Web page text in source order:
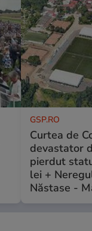
GSP.RO
Curtea de
devastator
pierdut
lei +
Năstase -